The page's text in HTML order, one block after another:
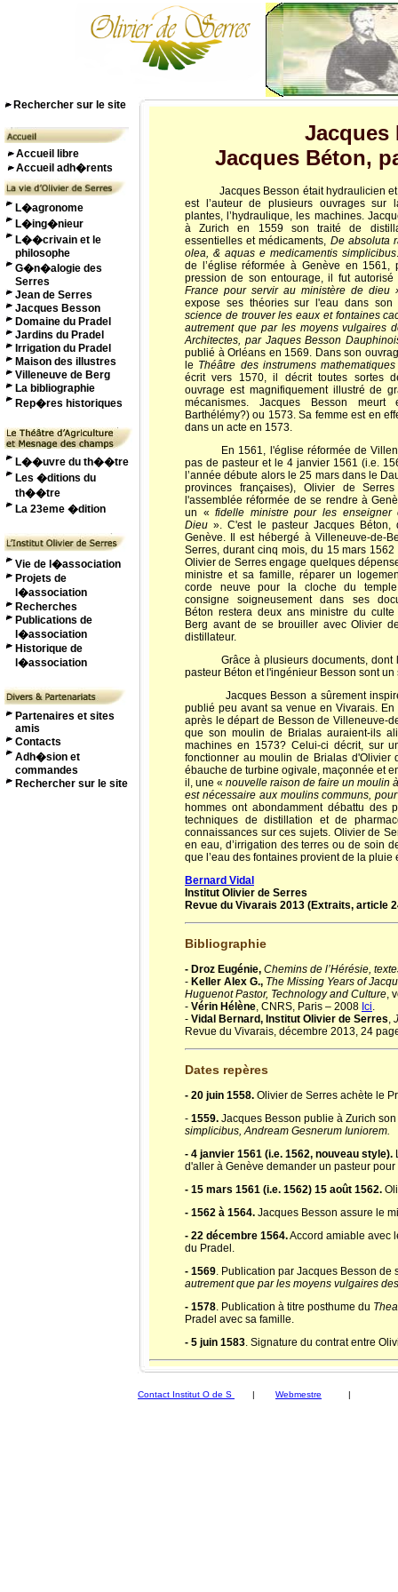
Rechercher sur le site
Accueil libre
Accueil adh�rents
L�agronome
L�ing�nieur
L��crivain et le
philosophe
G�n�alogie des
Serres
Jean de Serres
Jacques Besson
Domaine du Pradel
Jardins du Pradel
Irrigation du Pradel
Maison des illustres
Villeneuve de Berg
La bibliographie
Rep�res historiques
L��uvre du th��tre
Les �ditions du
th��tre
La 23eme �dition
Vie de l�association
Projets de
l�association
Recherches
Publications de
l�association
Historique de
l�association
Partenaires et sites
amis
Contacts
Adh�sion et
commandes
Rechercher sur le site
Jacques
Jacques Béton,
Jacques Besson était hydraulicien et
est l’auteur de plusieurs ouvrages sur
plantes, l’hydraulique, les machines.
à Zurich en 1559 son traité de
essentielles et médicaments, De absoluta
olea, & aquas e medicamentis simplicibus
de l’église réformée à Genève en 1561,
pression de son entourage, il fut
France pour servir au ministère de dieu
expose ses théories sur l'eau dans
science de trouver les eaux et fontaines
autrement que par les moyens vulgaires
Architectes, par Jaques Besson
publié à Orléans en 1569. Dans son
le Théâtre des instrumens
écrit vers 1570, il décrit toutes sortes
ouvrage est magnifiquement illustré de
mécanismes. Jacques Besson
Barthélémy?) ou 1573. Sa femme est en
dans un acte en 1573.
En 1561, l'église réformée de
pas de pasteur et le 4 janvier 1561 (i.e.
l’année débute alors le 25 mars dans le
provinces françaises), Olivier de
l'assemblée réformée de se rendre à
un «fidelle ministre pour les
Dieu ». C'est le pasteur Jacques Béton,
Genève. Il est hébergé à Villeneuve-de-
Serres, durant cinq mois, du 15 mars
Olivier de Serres engage quelques
ministre et sa famille, réparer un
corde neuve pour la cloche du
consigne soigneusement dans ses
Béton restera deux ans ministre du
Berg avant de se brouiller avec Olivier
distillateur.
Grâce à plusieurs documents, dont la
pasteur Béton et l'ingénieur Besson sont
Jacques Besson a sûrement inspiré
publié peu avant sa venue en Vivarais.
après le départ de Besson de Villeneuve-
que son moulin de Brialas auraient-ils
machines en 1573? Celui-ci décrit, sur
fonctionner au moulin de Brialas d'Olivier
ébauche de turbine ogivale, maçonnée et
il, une « nouvelle raison de faire un moulin
est nécessaire aux moulins communs,
hommes ont abondamment débattu des
techniques de distillation et de
connaissances sur ces sujets. Olivier de
en eau, d’irrigation des terres ou de soin
que l’eau des fontaines provient de la pluie
Bernard Vidal
Institut Olivier de Serres
Revue du Vivarais 2013 (Extraits, article
Bibliographie
- Droz Eugénie, Chemins de l’Hérésie,
- Keller Alex G., The Missing Years of
Huguenot Pastor, Technology and Culture,
- Vérin Hélène, CNRS, Paris – 2008 Ici.
- Vidal Bernard, Institut Olivier de Serres,
Revue du Vivarais, décembre 2013, 24
Dates repères
- 20 juin 1558. Olivier de Serres achète le
- 1559. Jacques Besson publie à Zurich
simplicibus, Andream Gesnerum Iuniorem.
- 4 janvier 1561 (i.e. 1562, nouveau style).
d'aller à Genève demander un pasteur pour
- 15 mars 1561 (i.e. 1562) 15 août 1562.
- 1562 à 1564. Jacques Besson assure le
- 22 décembre 1564.Accord amiable avec
du Pradel.
- 1569. Publication par Jacques Besson de
autrement que par les moyens vulgaires
- 1578. Publication à titre posthume du
Pradel avec sa famille.
- 5 juin 1583. Signature du contrat entre
Contact Institut O de S | Webmestre |